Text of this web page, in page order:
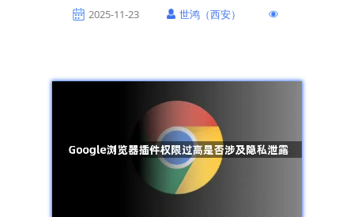
2025-11-23 世鸿（西安）